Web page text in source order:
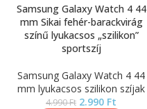
Samsung Galaxy Watch 4 44
mm Sikai fehér-barackvirág
színű lyukacsos „szilikon”
sportszíj
Samsung Galaxy Watch 4 44
mm lyukacsos szilikon szíjak
4.990Ft 2.990 Ft